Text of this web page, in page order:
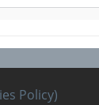
Policy)